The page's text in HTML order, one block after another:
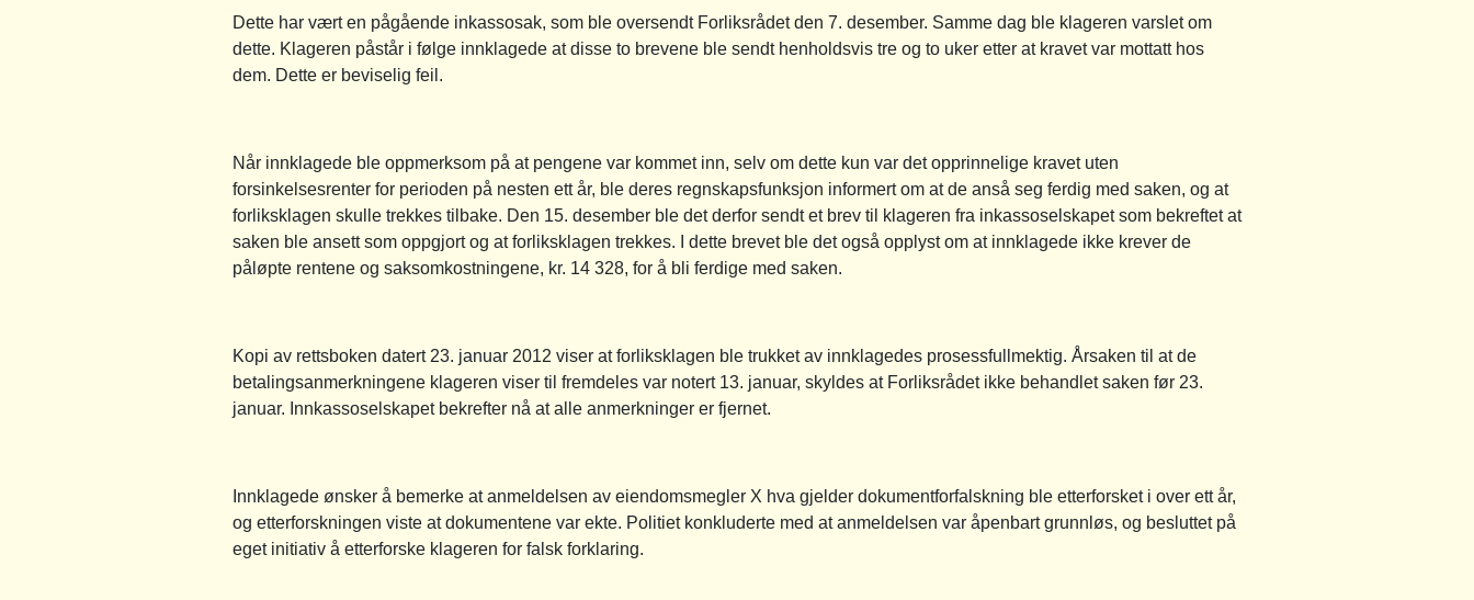
Dette har vært en pågående inkassosak, som ble oversendt Forliksrådet den 7. desember. Samme dag ble klageren varslet om
dette. Klageren påstår i følge innklagede at disse to brevene ble sendt henholdsvis tre og to uker etter at kravet var mottatt hos
dem. Dette er beviselig feil.
Når innklagede ble oppmerksom på at pengene var kommet inn, selv om dette kun var det opprinnelige kravet uten
forsinkelsesrenter for perioden på nesten ett år, ble deres regnskapsfunksjon informert om at de anså seg ferdig med saken, og at
forliksklagen skulle trekkes tilbake. Den 15. desember ble det derfor sendt et brev til klageren fra inkassoselskapet som bekreftet at
saken ble ansett som oppgjort og at forliksklagen trekkes. I dette brevet ble det også opplyst om at innklagede ikke krever de
påløpte rentene og saksomkostningene, kr. 14 328, for å bli ferdige med saken.
Kopi av rettsboken datert 23. januar 2012 viser at forliksklagen ble trukket av innklagedes prosessfullmektig. Årsaken til at de
betalingsanmerkningene klageren viser til fremdeles var notert 13. januar, skyldes at Forliksrådet ikke behandlet saken før 23.
januar. Innkassoselskapet bekrefter nå at alle anmerkninger er fjernet.
Innklagede ønsker å bemerke at anmeldelsen av eiendomsmegler X hva gjelder dokumentforfalskning ble etterforsket i over ett år,
og etterforskningen viste at dokumentene var ekte. Politiet konkluderte med at anmeldelsen var åpenbart grunnløs, og besluttet på
eget initiativ å etterforske klageren for falsk forklaring.